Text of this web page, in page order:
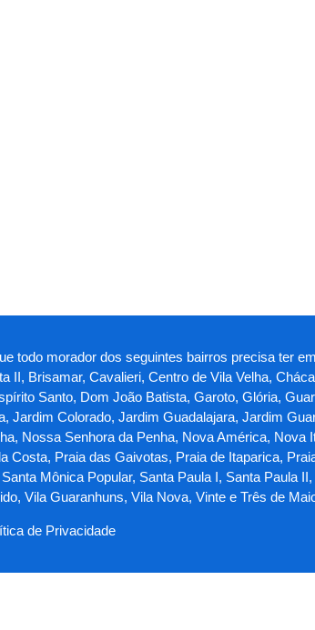
todo morador dos seguintes bairros precisa ter
II, Brisamar, Cavalieri, Centro de Vila Velha,
Santo, Dom João Batista, Garoto, Glória,
Jardim Colorado, Jardim Guadalajara, Jardim
Nossa Senhora da Penha, Nova América,
Costa, Praia das Gaivotas, Praia de Itaparica,
Mônica Popular, Santa Paula I, Santa Paula
Vila Guaranhuns, Vila Nova, Vinte e Três de
de Privacidade